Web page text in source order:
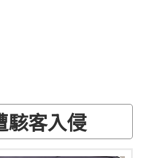
駭客入侵